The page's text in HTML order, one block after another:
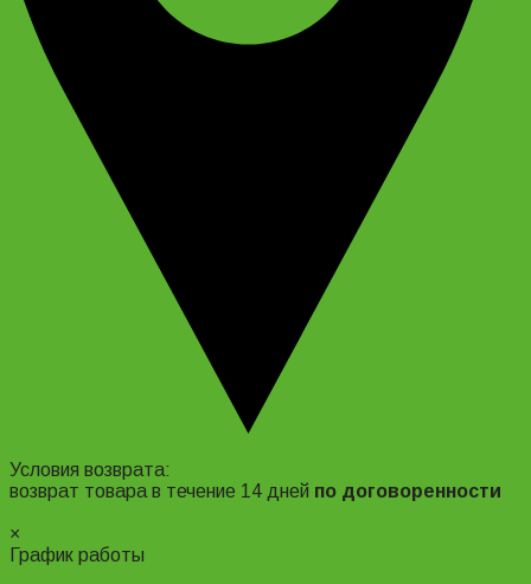
Условия возврата:
возврат товара в течение 14 дней по договоренности
×
График работы